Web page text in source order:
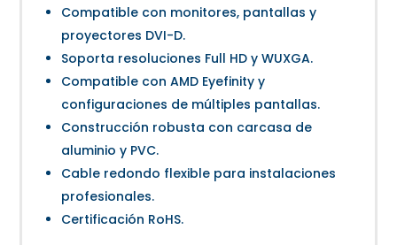
Compatible con monitores, pantallas y
proyectores DVI-D.
Soporta resoluciones Full HD y WUXGA.
Compatible con AMD Eyefinity y
configuraciones de múltiples pantallas.
Construcción robusta con carcasa de
aluminio y PVC.
Cable redondo flexible para instalaciones
profesionales.
Certificación RoHS.